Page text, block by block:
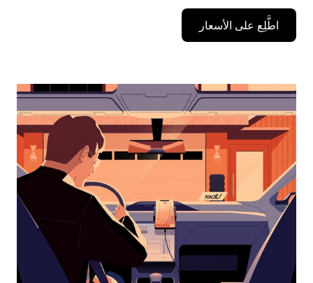
اضغط
على
مفتاح
للأسفل
لاستخدام
التقويم
التاريخ.
اضغط
على
زر
الخروج
لإغلاق
التقويم.
اطَّلِع على الأسعار